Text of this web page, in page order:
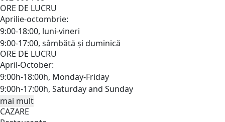
ORE DE LUCRU
Aprilie-octombrie:
9:00-18:00, luni-vineri
9:00-17:00, sâmbătă și duminică
ORE DE LUCRU
April-October:
9:00h-18:00h, Monday-Friday
9:00h-17:00h, Saturday and Sunday
mai mult
CAZARE